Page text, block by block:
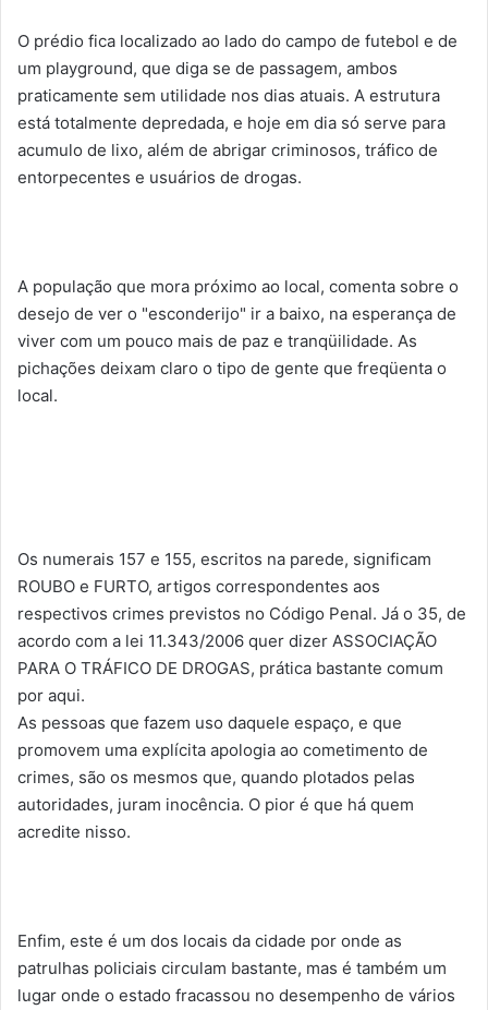
O prédio fica localizado ao lado do campo de futebol e de
um playground, que diga se de passagem, ambos
praticamente sem utilidade nos dias atuais. A estrutura
está totalmente depredada, e hoje em dia só serve para
acumulo de lixo, além de abrigar criminosos, tráfico de
entorpecentes e usuários de drogas.
A população que mora próximo ao local, comenta sobre o
desejo de ver o "esconderijo" ir a baixo, na esperança de
viver com um pouco mais de paz e tranqüilidade. As
pichações deixam claro o tipo de gente que freqüenta o
local.
Os numerais 157 e 155, escritos na parede, significam
ROUBO e FURTO, artigos correspondentes aos
respectivos crimes previstos no Código Penal. Já o 35, de
acordo com a lei 11.343/2006 quer dizer ASSOCIAÇÃO
PARA O TRÁFICO DE DROGAS, prática bastante comum
por aqui.
As pessoas que fazem uso daquele espaço, e que
promovem uma explícita apologia ao cometimento de
crimes, são os mesmos que, quando plotados pelas
autoridades, juram inocência. O pior é que há quem
acredite nisso.
Enfim, este é um dos locais da cidade por onde as
patrulhas policiais circulam bastante, mas é também um
lugar onde o estado fracassou no desempenho de vários